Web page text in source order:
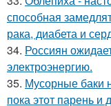
способная
рака, диабета и
34. Россиян
электроэнергию.
35. Мусорные баки
пока этот парень и